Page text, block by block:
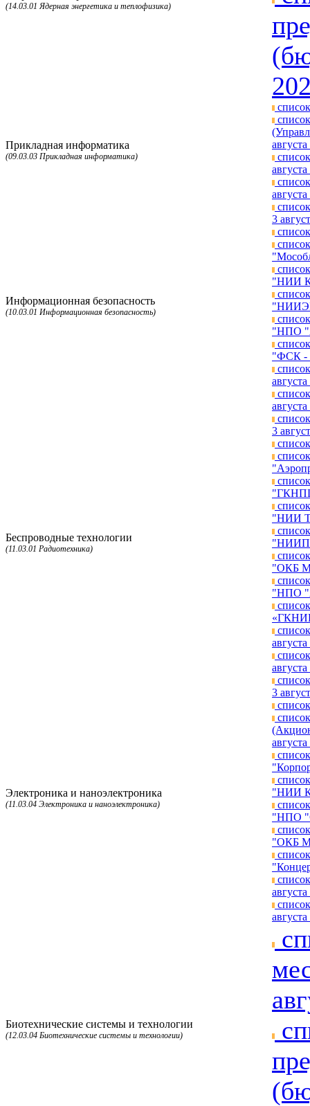
(14.03.01 Ядерная энергетика и теплофизика)
Прикладная информатика
(09.03.03 Прикладная информатика)
Информационная безопасность
(10.03.01 Информационная безопасность)
3
"НИИ
"НПО
"ФСК -
Беспроводные технологии
(11.03.01 Радиотехника)
3
"ГКНПЦ
"НИИ
"НИИП
"ОКБ
"НПО
Электроника и наноэлектроника
(11.03.04 Электроника и наноэлектроника)
3
"НИИ
"НПО
"ОКБ
Биотехнические системы и технологии
(12.03.04 Биотехнические системы и технологии)